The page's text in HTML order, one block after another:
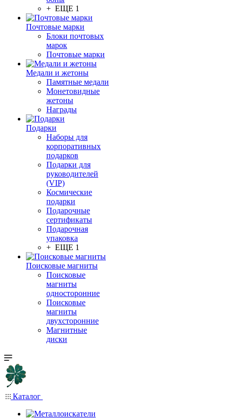
+ ЕЩЕ 1
Почтовые марки
Блоки почтовых
марок
Почтовые марки
Медали и жетоны
Памятные медали
Монетовидные
жетоны
Награды
Подарки
Наборы для
корпоративных
подарков
Подарки для
руководителей
(VIP)
Космические
подарки
Подарочные
сертификаты
Подарочная
упаковка
+ ЕЩЕ 1
Поисковые магниты
Поисковые
магниты
односторонние
Поисковые
магниты
двухсторонние
Магнитные
диски
Каталог